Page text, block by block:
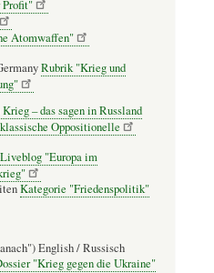
Atomwaffen"
Rubrik "Krieg und
– das sagen in Russland
Oppositionelle
Liveblog "Europa im
Kategorie "Friedenspolitik"
English / Russisch
"Krieg gegen die Ukraine"